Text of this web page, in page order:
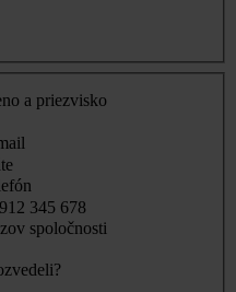
a priezvisko
345 678
spoločnosti